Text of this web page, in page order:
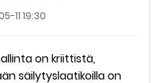
11 19:30
on kriittistä,
säilytyslaatikoilla on